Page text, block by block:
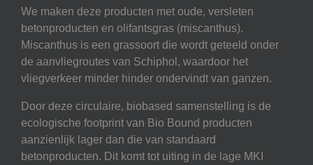
We maken deze producten met oude, versleten
betonproducten en olifantsgras (miscanthus).
Miscanthus is een grassoort die wordt geteeld onder
de aanvliegroutes van Schiphol, waardoor het
vliegverkeer minder hinder ondervindt van ganzen.
Door deze circulaire, biobased samenstelling is de
ecologische footprint van Bio Bound producten
aanzienlijk lager dan die van standaard
betonproducten. Dit komt tot uiting in de lage MKI